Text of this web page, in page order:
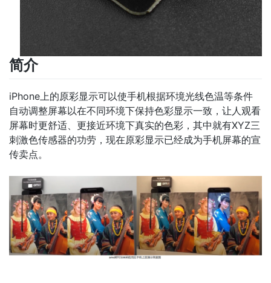
简介
iPhone上的原彩显示可以使手机根据环境光线色温等条件
自动调整屏幕以在不同环境下保持色彩显示一致，让人观看
屏幕时更舒适、更接近环境下真实的色彩，其中就有XYZ三
刺激色传感器的功劳，现在原彩显示已经成为手机屏幕的宣
传卖点。